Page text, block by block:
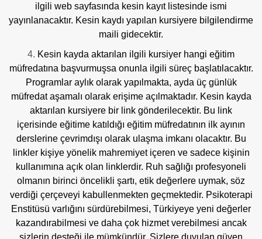
ilgili web sayfasında kesin kayıt listesinde ismi
yayınlanacaktır. Kesin kaydı yapılan kursiyere bilgilendirme
maili gidecektir.
Kesin kayda aktarılan ilgili kursiyer hangi eğitim
müfredatına başvurmuşsa onunla ilgili süreç başlatılacaktır.
Programlar aylık olarak yapılmakta, ayda üç günlük
müfredat aşamalı olarak erişime açılmaktadır. Kesin kayda
aktarılan kursiyere bir link gönderilecektir. Bu link
içerisinde eğitime katıldığı eğitim müfredatının ilk ayının
derslerine çevrimdışı olarak ulaşma imkanı olacaktır. Bu
linkler kişiye yönelik mahremiyet içeren ve sadece kişinin
kullanımına açık olan linklerdir. Ruh sağlığı profesyoneli
olmanın birinci öncelikli şartı, etik değerlere uymak, söz
verdiği çerçeveyi kabullenmekten geçmektedir. Psikoterapi
Enstitüsü varlığını sürdürebilmesi, Türkiyeye yeni değerler
kazandırabilmesi ve daha çok hizmet verebilmesi ancak
sizlerin desteği ile mümkündür. Sizlere duyulan güven